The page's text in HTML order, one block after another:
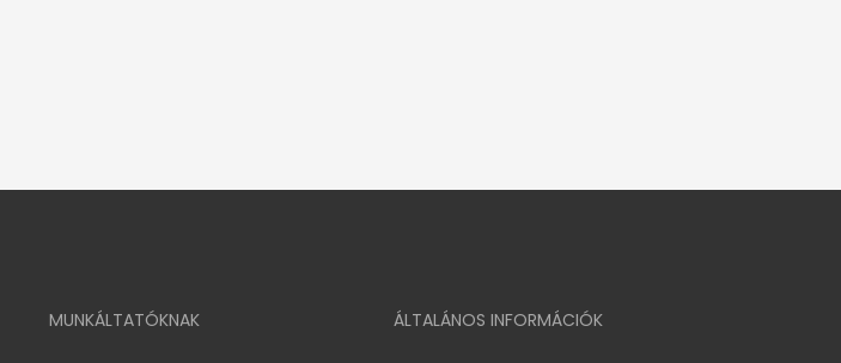
MUNKÁLTATÓKNAK ÁLTALÁNOS INFORMÁCIÓK